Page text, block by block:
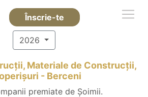
Înscrie-te
2026
Materiale de Construcții,
- Berceni
premiate de Șoimii.